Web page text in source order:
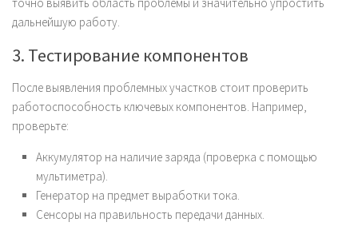
дальнейшую работу.
3. Тестирование компонентов
После выявления проблемных участков стоит проверить
работоспособность ключевых компонентов. Например,
проверьте:
Аккумулятор на наличие заряда (проверка с помощью
мультиметра).
Генератор на предмет выработки тока.
Сенсоры на правильность передачи данных.